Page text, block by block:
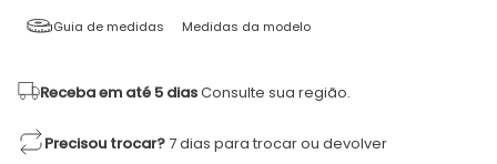
Guia de medidas Medidas da modelo
Receba em até 5 diasConsulte sua região.
Precisou trocar?7 dias para trocar ou devolver